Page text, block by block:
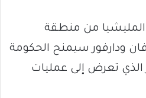
من منطقة
ودارفور سيمنح الحكومة
تعرض إلى عمليات